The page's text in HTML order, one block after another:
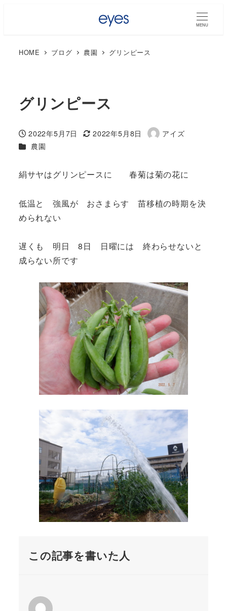
MENU
HOME ブログ 農園 グリンピース
グリンピース
投稿日
2022年5月7日
更新日
2022年5月8日
著
アイズ
カテゴリー
農園
絹サヤはグリンピースに 春菊は菊の花に
低温と 強風が おさまらす 苗移植の時期を決
められない
遅くも 明日 8日 日曜には 終わらせないと
成らない所です
この記事を書いた人